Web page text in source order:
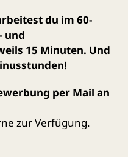
du im 60-
und
15 Minuten. Und
per Mail an
zur Verfügung.